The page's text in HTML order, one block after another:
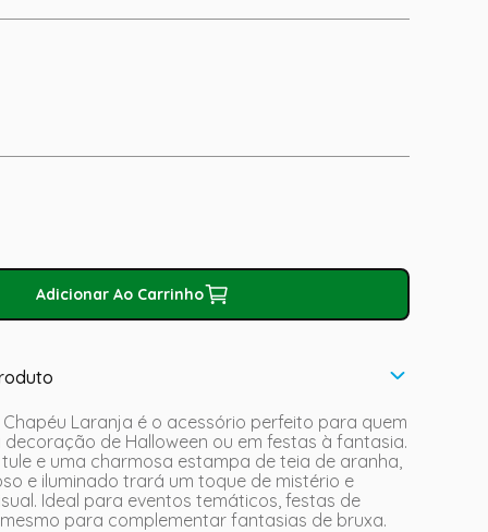
Adicionar Ao Carrinho
Chapéu Laranja é o acessório perfeito para quem
de Halloween ou em festas à fantasia.
e uma charmosa estampa de teia de aranha,
e iluminado trará um toque de mistério e
Ideal para eventos temáticos, festas de
para complementar fantasias de bruxa.